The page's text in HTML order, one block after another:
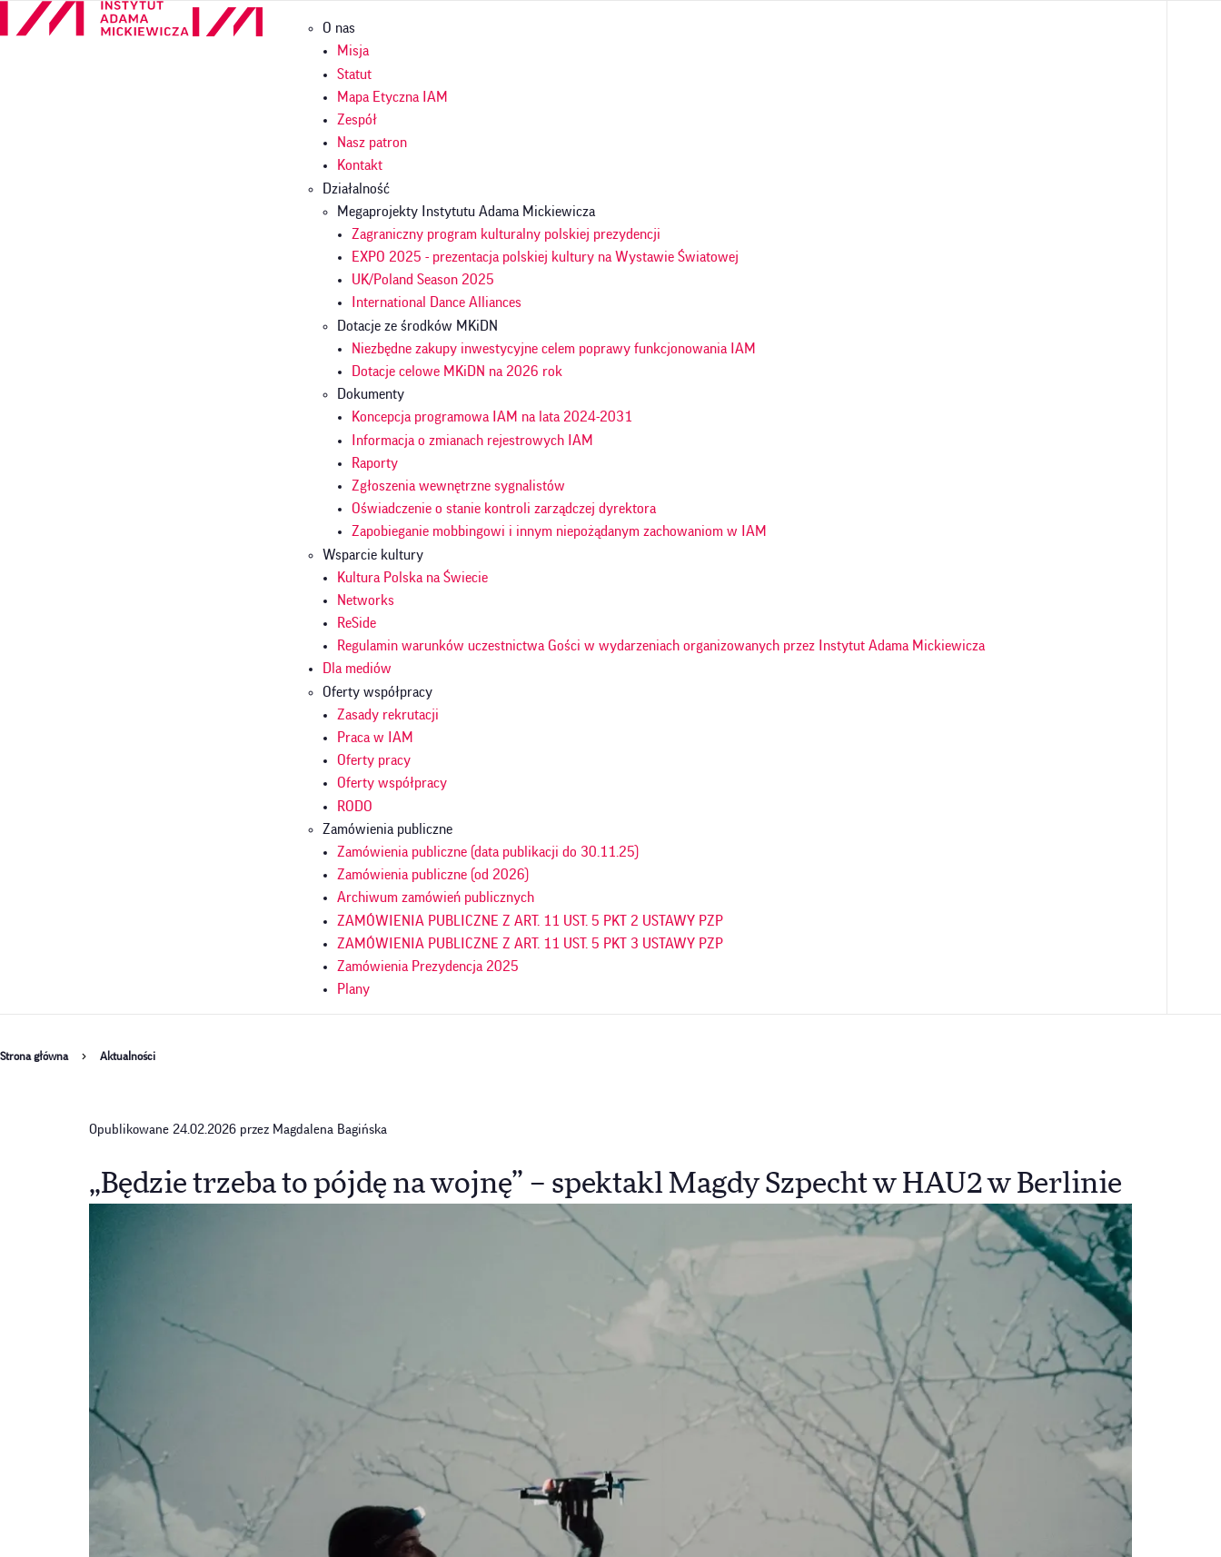
Przejdź
do
Główna
nawigacja
O nas
Misja
Statut
Mapa Etyczna IAM
Zespół
Nasz patron
Kontakt
Działalność
Megaprojekty Instytutu Adama Mickiewicza
Zagraniczny program kulturalny polskiej prezydencji
EXPO 2025 - prezentacja polskiej kultury na Wystawie Światowej
UK/Poland Season 2025
International Dance Alliances
Dotacje ze środków MKiDN
Niezbędne zakupy inwestycyjne celem poprawy funkcjonowania IAM
Dotacje celowe MKiDN na 2026 rok
Dokumenty
Koncepcja programowa IAM na lata 2024-2031
Informacja o zmianach rejestrowych IAM
Raporty
Zgłoszenia wewnętrzne sygnalistów
Oświadczenie o stanie kontroli zarządczej dyrektora
Zapobieganie mobbingowi i innym niepożądanym zachowaniom w IAM
Wsparcie kultury
Kultura Polska na Świecie
Networks
ReSide
Regulamin warunków uczestnictwa Gości w wydarzeniach organizowanych przez Instytut Adama Mickiewicza
Dla mediów
Oferty współpracy
Zasady rekrutacji
Praca w IAM
Oferty pracy
Oferty współpracy
RODO
Zamówienia publiczne
Zamówienia publiczne (data publikacji do 30.11.25)
Zamówienia publiczne (od 2026)
Archiwum zamówień publicznych
ZAMÓWIENIA PUBLICZNE Z ART. 11 UST. 5 PKT 2 USTAWY PZP
ZAMÓWIENIA PUBLICZNE Z ART. 11 UST. 5 PKT 3 USTAWY PZP
Zamówienia Prezydencja 2025
Plany
Ścieżka
Strona główna Aktualności
Opublikowane 24.02.2026 przez Magdalena Bagińska
„Będzie trzeba to pójdę na wojnę” – spektakl Magdy Szpecht w HAU2 w Berlinie